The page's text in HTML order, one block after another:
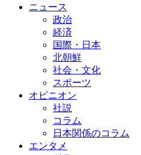
ニュース
政治
経済
国際・日本
北朝鮮
社会・文化
スポーツ
オピニオン
社説
コラム
日本関係のコラム
エンタメ